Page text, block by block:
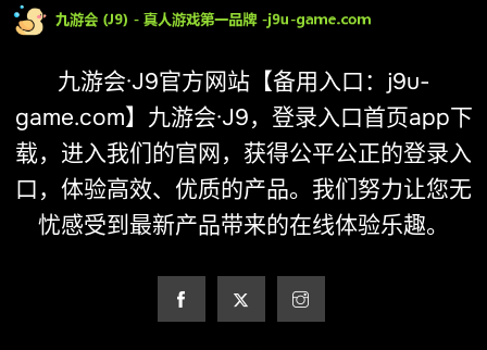
九游会·J9官方网站【备用入口：j9u-
game.com】九游会·J9，登录入口首页app下
载，进入我们的官网，获得公平公正的登录入
口，体验高效、优质的产品。我们努力让您无
忧感受到最新产品带来的在线体验乐趣。